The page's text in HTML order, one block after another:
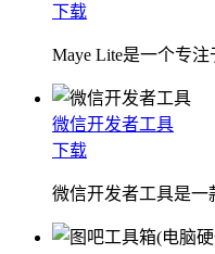
下载
​Maye Lite是一个专注
微信开发者工具
下载
微信开发者工具是一